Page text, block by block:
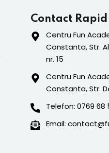
Contact Rapid
Centru Fun
Constanta, Str.
nr. 15
Centru Fun
Constanta, Str.
Telefon: 0769 68
Email: